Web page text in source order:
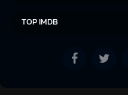
TOP IMDB